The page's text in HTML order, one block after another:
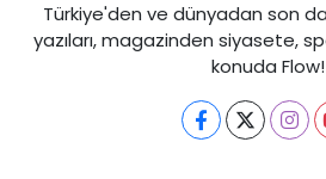
Türkiye'den ve dünyadan son
yazıları, magazinden siyasete,
konuda Flow!